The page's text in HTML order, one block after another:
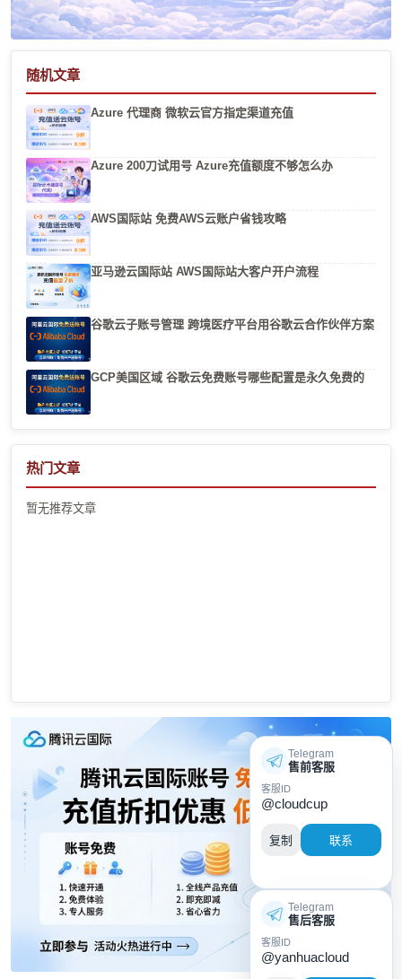
随机文章
Azure 代理商 微软云官方指定渠道充值
Azure 200刀试用号 Azure充值额度不够怎么办
AWS国际站 免费AWS云账户省钱攻略
亚马逊云国际站 AWS国际站大客户开户流程
谷歌云子账号管理 跨境医疗平台用谷歌云合作伙伴方案
GCP美国区域 谷歌云免费账号哪些配置是永久免费的
热门文章
暂无推荐文章
Telegram
售前客服
客服ID
@cloudcup
复制 联系
Telegram
售后客服
客服ID
@yanhuacloud